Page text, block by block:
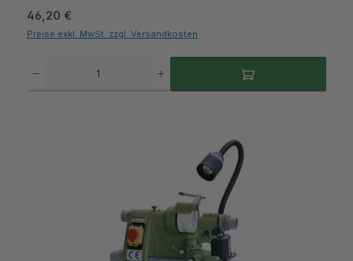
Regulärer Preis:
46,20 €
Preise exkl. MwSt. zzgl. Versandkosten